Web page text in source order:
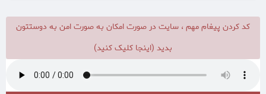
کد کردن پیغام مهم ، سایت در صورت امکان به صورت امن به دوستتون
بدید (اینجا کلیک کنید)